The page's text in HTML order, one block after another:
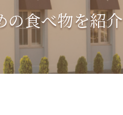
の食べ物を紹介